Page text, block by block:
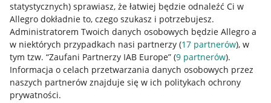
statystycznych) sprawiasz, że łatwiej będzie odnaleźć Ci w
Allegro dokładnie to, czego szukasz i potrzebujesz.
Administratorem Twoich danych osobowych będzie Allegro a
w niektórych przypadkach nasi partnerzy (17 partnerów), w
tym tzw. “Zaufani Partnerzy IAB Europe” (9 partnerów).
Informacja o celach przetwarzania danych osobowych przez
naszych partnerów znajduje się w ich politykach ochrony
prywatności.
Przydatne informacje
Jak to działa